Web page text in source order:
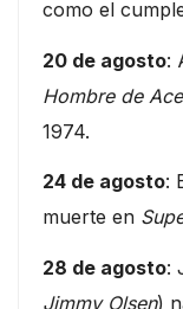
como el
20 de agosto:
Hombre de
1974.
24 de agosto:
muerte en
28 de agosto:
Jimmy Olsen)